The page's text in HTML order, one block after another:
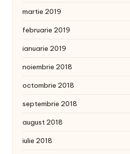
martie 2019
februarie 2019
ianuarie 2019
noiembrie 2018
octombrie 2018
septembrie 2018
august 2018
iulie 2018